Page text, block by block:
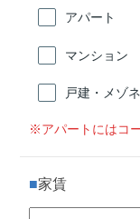
アパート
マンション
戸建・メゾ
※アパートにはコ
家賃